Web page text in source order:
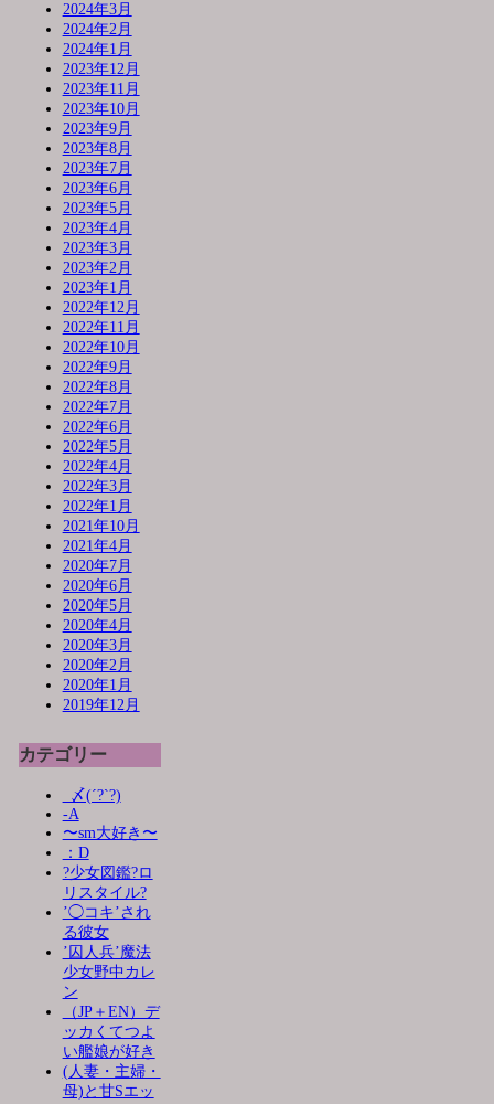
2024年3月
2024年2月
2024年1月
2023年12月
2023年11月
2023年10月
2023年9月
2023年8月
2023年7月
2023年6月
2023年5月
2023年4月
2023年3月
2023年2月
2023年1月
2022年12月
2022年11月
2022年10月
2022年9月
2022年8月
2022年7月
2022年6月
2022年5月
2022年4月
2022年3月
2022年1月
2021年10月
2021年4月
2020年7月
2020年6月
2020年5月
2020年4月
2020年3月
2020年2月
2020年1月
2019年12月
カテゴリー
_〆(´?`?)
-A
〜sm大好き〜
：D
?少女図鑑?ロ
リスタイル?
’◯コキ’され
る彼女
’囚人兵’魔法
少女野中カレ
ン
（JP＋EN）デ
ッカくてつよ
い艦娘が好き
(人妻・主婦・
母)と甘Sエッ